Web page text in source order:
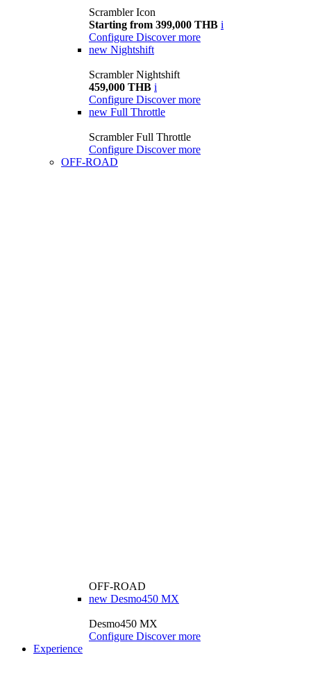
Scrambler Icon
Starting from 399,000 THB i
Configure Discover more
new Nightshift
Scrambler Nightshift
459,000 THB i
Configure Discover more
new Full Throttle
Scrambler Full Throttle
Configure Discover more
OFF-ROAD
OFF-ROAD
new Desmo450 MX
Desmo450 MX
Configure Discover more
Experience